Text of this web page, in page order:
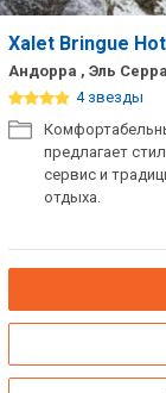
Xalet Bringue
Андорра , Эль
4 звезды
предлагает
сервис и
отдыха.